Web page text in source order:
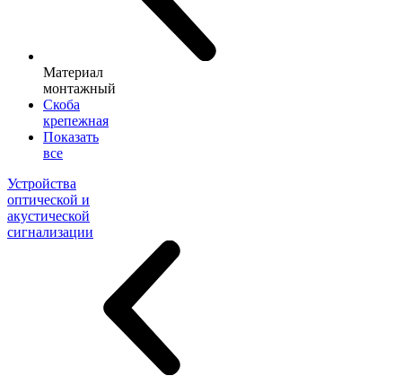
Материал
монтажный
Скоба
крепежная
Показать
все
Устройства
оптической и
акустической
сигнализации